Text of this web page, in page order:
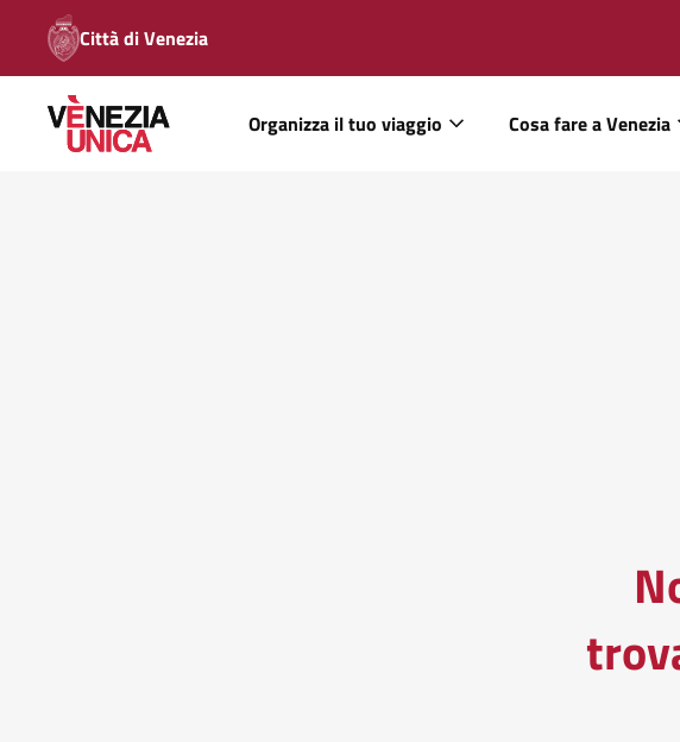
Città di Venezia
Organizza il tuo viaggio Cosa fare a Venezia